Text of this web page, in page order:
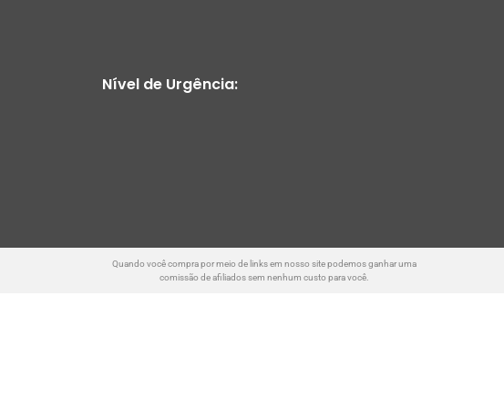
Nível de Urgência:
Quando você compra por meio de links em nosso site podemos ganhar uma
comissão de afiliados sem nenhum custo para você.